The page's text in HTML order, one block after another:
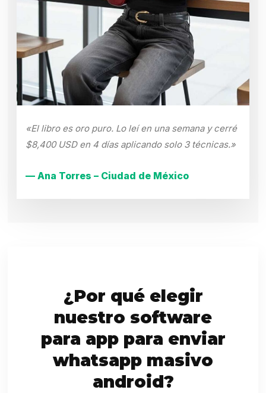
«El libro es oro puro. Lo leí en una semana y cerré
$8,400 USD en 4 días aplicando solo 3 técnicas.»
— Ana Torres – Ciudad de México
¿Por qué elegir
nuestro software
para app para enviar
whatsapp masivo
android?